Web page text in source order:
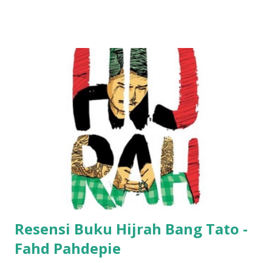
Resensi Buku Hijrah Bang Tato -
Fahd Pahdepie